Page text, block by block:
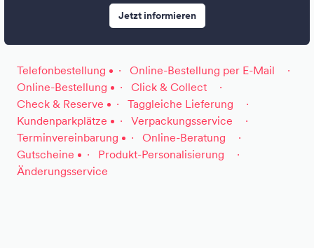
Jetzt informieren
Telefonbestellung
Online-Bestellung per E-Mail
Online-Bestellung
Click & Collect
Check & Reserve
Taggleiche Lieferung
Kundenparkplätze
Verpackungsservice
Terminvereinbarung
Online-Beratung
Gutscheine
Produkt-Personalisierung
Änderungsservice